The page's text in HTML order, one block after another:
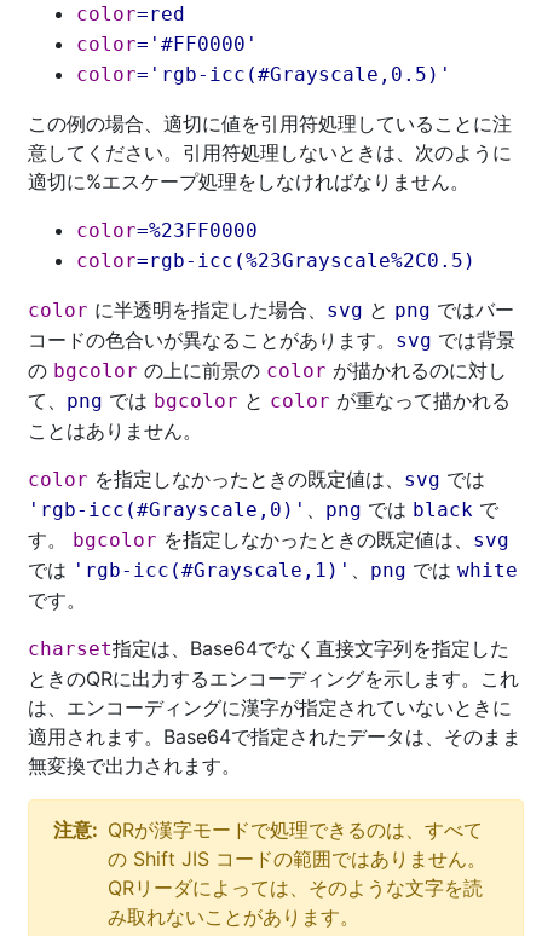
color=red
color=' #FF0000 '
color=' rgb-icc(#Grayscale ,0.5 ) '
この例の場合、適切に値を引用符処理していることに注
意してください。引用符処理しないときは、次のように
適切に%エスケープ処理をしなければなりません。
color=%23FF0000
color=rgb-icc(%23Grayscale%2C0.5 )
color に半透明を指定した場合、 svg と png ではバー
コードの色合いが異なることがあります。 svg では背景
の bgcolor の上に前景の color が描かれるのに対し
て、 png では bgcolor と color が重なって描かれる
ことはありません。
color を指定しなかったときの既定値は、 svg では
' rgb-icc(#Grayscale ,0 ) ' 、 png では black で
す。 bgcolor を指定しなかったときの既定値は、 svg
では ' rgb-icc(#Grayscale ,1 ) ' 、 png では white
です。
charset指定は、Base64でなく直接文字列を指定した
ときのQRに出力するエンコーディングを示します。これ
は、エンコーディングに漢字が指定されていないときに
適用されます。Base64で指定されたデータは、そのまま
無変換で出力されます。
注意: QRが漢字モードで処理できるのは、すべて
の Shift JIS コードの範囲ではありません。
QRリーダによっては、そのような文字を読
み取れないことがあります。